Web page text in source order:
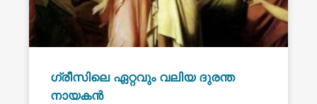
ഗ്രീസിലെ ഏറ്റവും വലിയ ദുരന്ത
നായകൻ